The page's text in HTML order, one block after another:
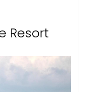
Resort